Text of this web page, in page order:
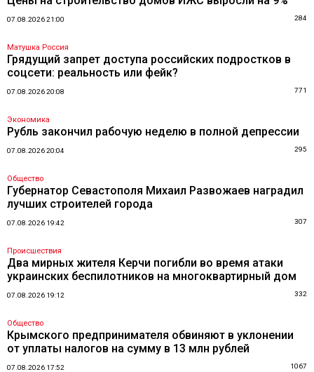
07.08.2026 21:00 284
Матушка Россия
Грядущий запрет доступа российских подростков в
соцсети: реальность или фейк?
07.08.2026 20:08 771
Экономика
Рубль закончил рабочую неделю в полной депрессии
07.08.2026 20:04 295
Общество
Губернатор Севастополя Михаил Развожаев наградил
лучших строителей города
07.08.2026 19:42 307
Происшествия
Два мирных жителя Керчи погибли во время атаки
украинских беспилотников на многоквартирный дом
07.08.2026 19:12 332
Общество
Крымского предпринимателя обвиняют в уклонении
от уплаты налогов на сумму в 13 млн рублей
07.08.2026 17:52 1067